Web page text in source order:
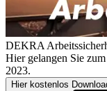
DEKRA
Hier gelangen Sie
2023.
Hier kostenlos